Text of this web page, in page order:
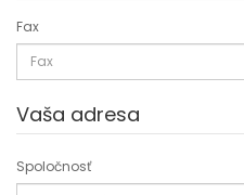
Fax
Vaša adresa
Spoločnosť